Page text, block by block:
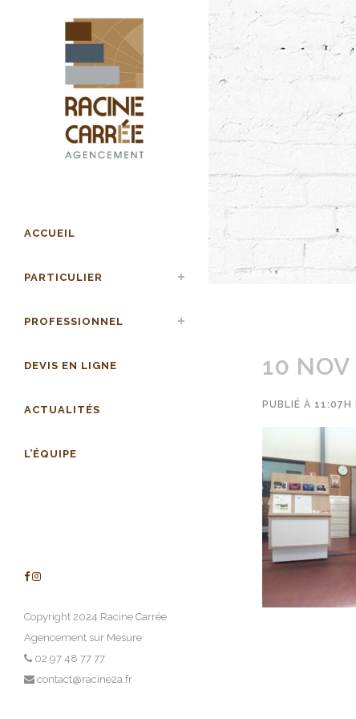
ACCUEIL
PARTICULIER
PROFESSIONNEL
DEVIS EN LIGNE
ACTUALITÉS
L’ÉQUIPE
Copyright 2024 Racine Carrée
Agencement sur Mesure
02 97 48 77 77
contact@racine2a.fr
10 NOV
PUBLIÉ À 11:07H